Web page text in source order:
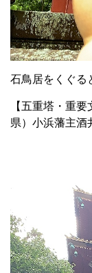
石鳥居をくぐる
【五重塔・重
県）小浜藩主酒